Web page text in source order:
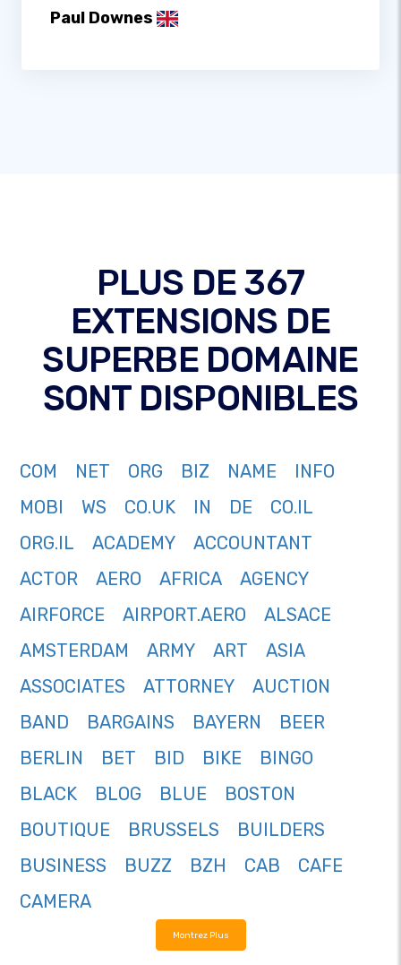
Paul Downes
PLUS DE 367
EXTENSIONS DE
SUPERBE DOMAINE
SONT DISPONIBLES
COM NET ORG BIZ NAME
INFO
MOBI
WS CO.UK IN DE
CO.IL
ORG.IL
ACADEMY
ACCOUNTANT
ACTOR
AERO AFRICA
AGENCY
AIRFORCE
AIRPORT.AERO
ALSACE
AMSTERDAM
ARMY ART
ASIA
ASSOCIATES
ATTORNEY
AUCTION
BAND
BARGAINS BAYERN
BEER
BERLIN
BET BID BIKE
BINGO
BLACK
BLOG BLUE
BOSTON
BOUTIQUE
BRUSSELS
BUILDERS
BUSINESS
BUZZ BZH CAB
CAFE
CAMERA
Montrez Plus